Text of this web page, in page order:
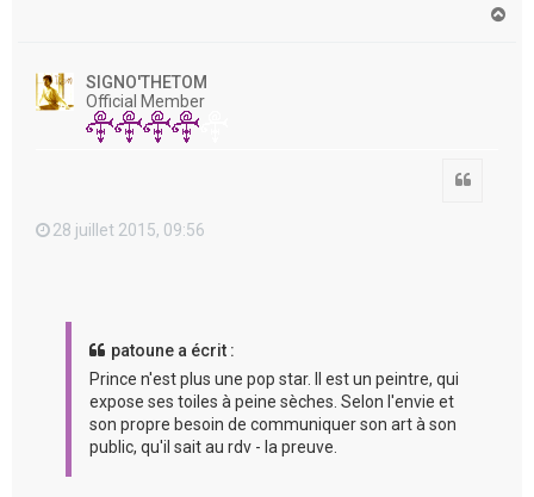
SIGNO'THETOM
Official Member
28 juillet 2015, 09:56
patoune a écrit :
Prince n'est plus une pop star. Il est un peintre, qui
expose ses toiles à peine sèches. Selon l'envie et
son propre besoin de communiquer son art à son
public, qu'il sait au rdv - la preuve.